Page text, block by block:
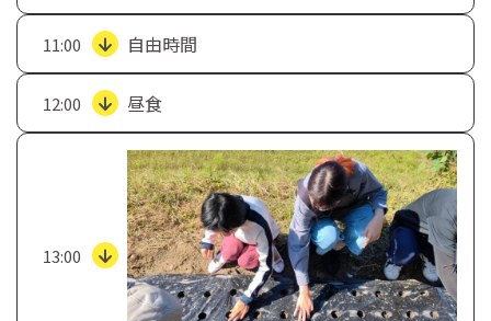
11:00 自由時間
12:00 昼食
13:00